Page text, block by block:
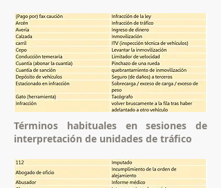
Términos habituales en sesiones de
interpretación de unidades de tráfico